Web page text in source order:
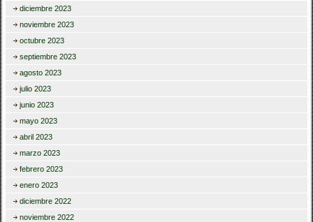
diciembre 2023
noviembre 2023
octubre 2023
septiembre 2023
agosto 2023
julio 2023
junio 2023
mayo 2023
abril 2023
marzo 2023
febrero 2023
enero 2023
diciembre 2022
noviembre 2022